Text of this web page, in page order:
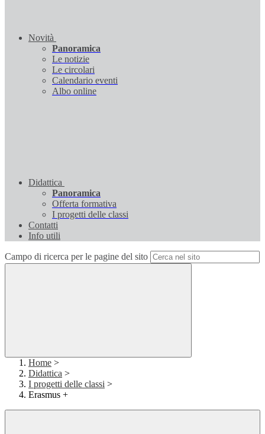
Novità
Panoramica
Le notizie
Le circolari
Calendario eventi
Albo online
Didattica
Panoramica
Offerta formativa
I progetti delle classi
Contatti
Info utili
Campo di ricerca per le pagine del sito
Home >
Didattica >
I progetti delle classi >
Erasmus +